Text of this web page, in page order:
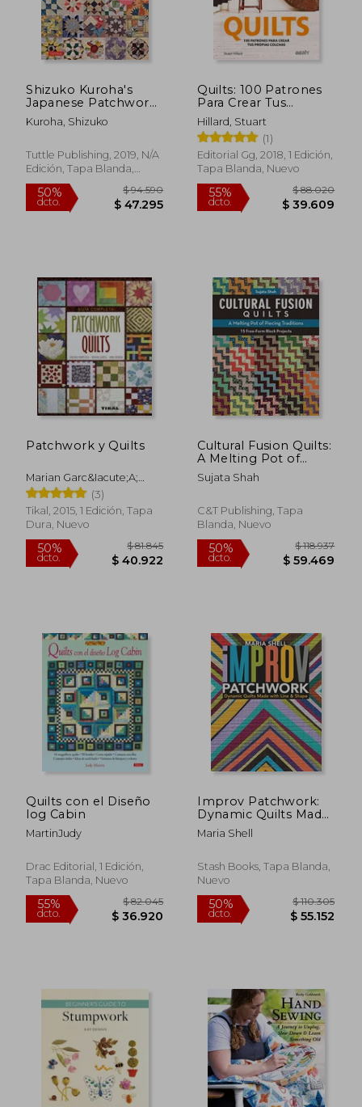
50%
dcto.
$ 97.046
$ 48.523
50%
dcto.
Shizuko Kuroha's
Japanese Patchwork
Quilting Patterns:
Charming Quilts,
Runners and More
(en Inglés)
Kuroha, Shizuko
Tuttle Publishing, 2019, N/A
Edición, Tapa Blanda,
Nuevo
50%
dcto.
$ 94.590
$ 47.295
Quilts: 100 Patrones
Para Crear Tus
Propias Colchas
Hillard, Stuart
(1)
Editorial Gg, 2018, 1 Edición,
Tapa Blanda, Nuevo
55%
dcto. $
Patchwork y Quilts
Marian Garc&Iacute;A;
Virginia Pampliega; Anna
Ordu&Ntilde;A
(3)
Tikal, 2015, 1 Edición, Tapa
Dura, Nuevo
Cultural Fusion Quilts:
A Melting Pot of
Piecing Traditions • 15
Free-Form Block
Sujata Shah
C&T Publishing, Tapa
Blanda, Nuevo
Quilts con el Diseño
log Cabin
MartinJudy
Drac Editorial, 1 Edición,
Tapa Blanda, Nuevo
Improv Patchwork:
Dynamic Quilts Made
with Line & Shape
Maria Shell
Stash Books, Tapa Blanda,
Nuevo